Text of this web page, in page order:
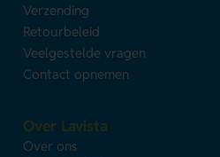
Verzending
Retourbeleid
Veelgestelde vragen
Contact opnemen
Over Lavista
Over ons